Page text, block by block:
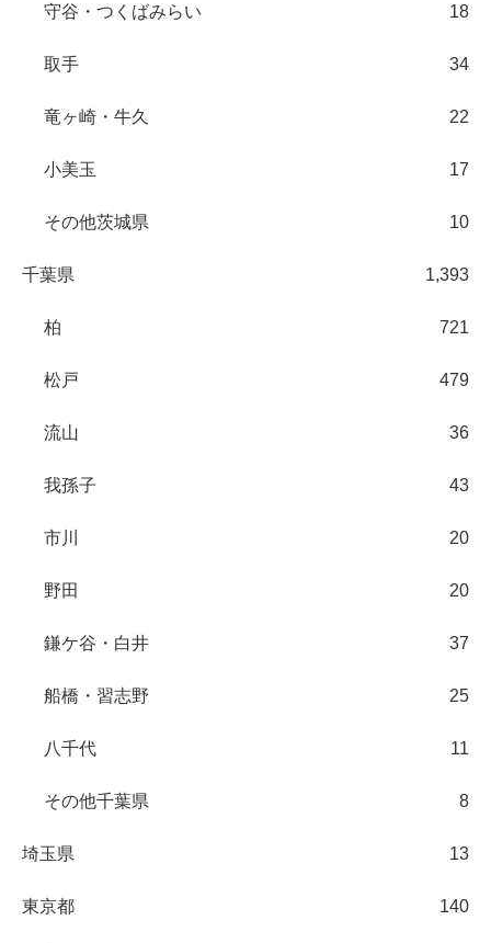
守谷・つくばみらい 18
取手 34
竜ヶ崎・牛久 22
小美玉 17
その他茨城県 10
千葉県 1,393
柏 721
松戸 479
流山 36
我孫子 43
市川 20
野田 20
鎌ケ谷・白井 37
船橋・習志野 25
八千代 11
その他千葉県 8
埼玉県 13
東京都 140